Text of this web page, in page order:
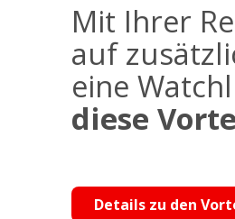
Mit Ihrer
auf
eine
diese
Details zu den